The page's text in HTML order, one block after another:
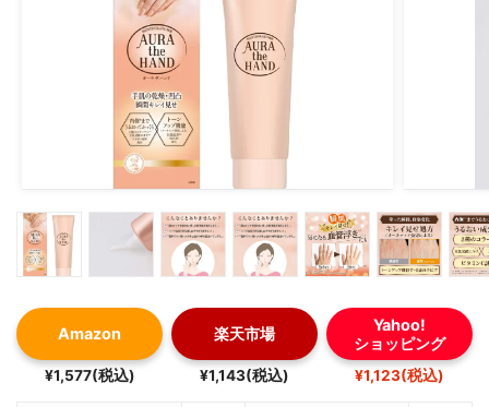
Amazon
¥1,577(税込)
楽天市場
¥1,143(税込)
Yahoo!
ショッピング
¥1,123(税込)